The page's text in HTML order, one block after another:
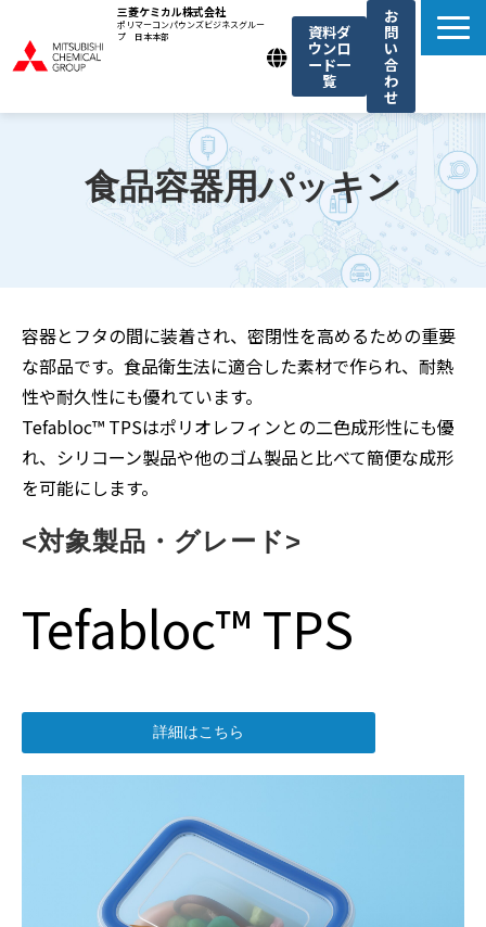
三菱ケミカル株式会社
ポリマーコンパウンズビジネスグルー
プ 日本本部
資料ダ
ウンロ
ード一
覧
お
問
い
合
わ
せ
製品一覧
我々の強み
用途例一覧
機能・トレンド記事一覧
お知らせ
食品容器用パッキン
容器とフタの間に装着され、密閉性を高めるための重要
な部品です。食品衛生法に適合した素材で作られ、耐熱
性や耐久性にも優れています。
Tefabloc™ TPSはポリオレフィンとの二色成形性にも優
れ、シリコーン製品や他のゴム製品と比べて簡便な成形
を可能にします。
<対象製品・グレード>
Tefabloc™ TPS
詳細はこちら